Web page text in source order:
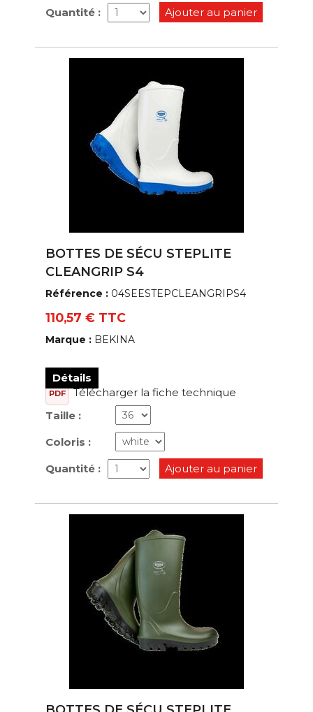
Quantité : Ajouter au panier
BOTTES DE SÉCU STEPLITE
CLEANGRIP S4
Référence : 04SEESTEPCLEANGRIPS4
110,57 € TTC
Marque : BEKINA
Détails
PDF
Télécharger la fiche technique
Taille :
Coloris :
Quantité : Ajouter au panier